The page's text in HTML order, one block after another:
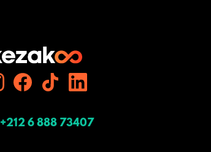
+212 6 888 73407